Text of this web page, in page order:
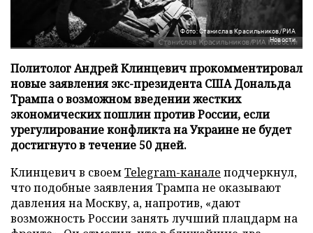
Фото: Станислав Красильников/РИА
Новости
Политолог Андрей Клинцевич прокомментировал
новые заявления экс-президента США Дональда
Трампа о возможном введении жестких
экономических пошлин против России, если
урегулирование конфликта на Украине не будет
достигнуто в течение 50 дней.
Клинцевич в своемTelegram-канале подчеркнул,
что подобные заявления Трампа не оказывают
давления на Москву, а, напротив, «дают
возможность России занять лучший плацдарм на